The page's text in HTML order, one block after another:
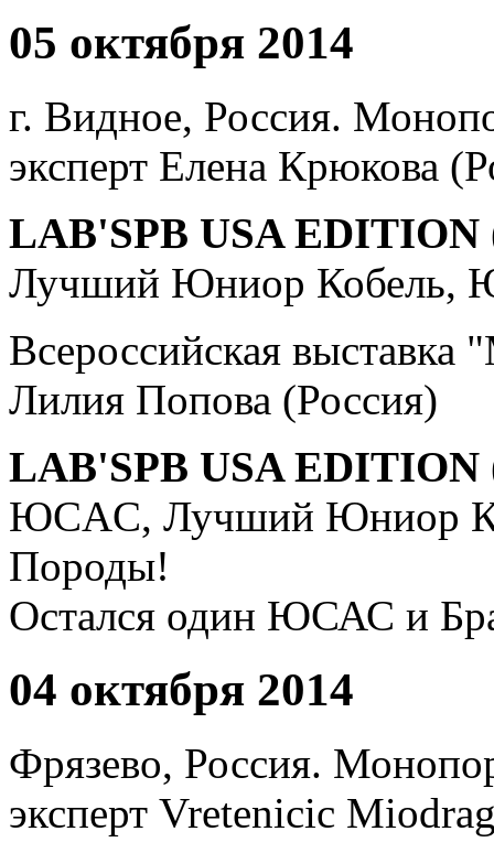
05 октября 2014
г. Видное, Россия.
эксперт Елена Крюкова
LAB'SPB USA EDITION
Лучший Юниор Кобель,
Всероссийская
Лилия Попова (Россия)
LAB'SPB USA EDITION
ЮCAC, Лучший Юниор
Породы!
Остался один ЮСАС и
04 октября 2014
Фрязево, Россия.
эксперт Vretenicic